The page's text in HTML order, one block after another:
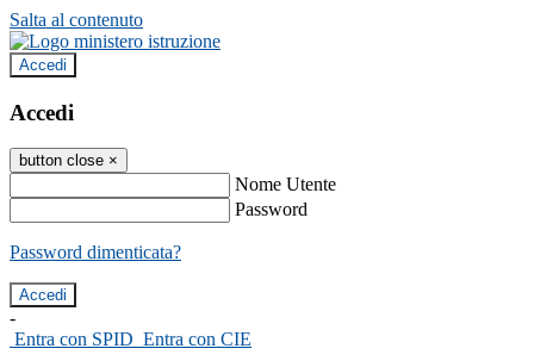
Salta al contenuto
Accedi
Accedi
button close ×
Nome Utente
Password
Password dimenticata?
-
Entra con SPID Entra con CIE